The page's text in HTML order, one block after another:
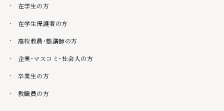
在学生の方
在学生保護者の方
高校教員・塾講師の方
企業・マスコミ・社会人の方
卒業生の方
教職員の方